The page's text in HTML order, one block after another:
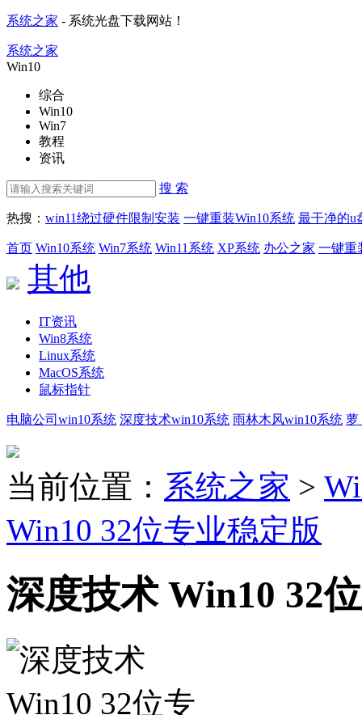
系统之家 - 系统光盘下载网站！
系统之家
Win10
综合
Win10
Win7
教程
资讯
搜 索
热搜： win11绕过硬件限制安装 一键重装Win10系统 最干净的u
首页 Win10系统 Win7系统 Win11系统 XP系统 办公之家 一键重
其他
IT资讯
Win8系统
Linux系统
MacOS系统
鼠标指针
电脑公司win10系统 深度技术win10系统 雨林木风win10系统 萝
当前位置： 系统之家 >
Win10 32位专业稳定版
深度技术 Win10 32